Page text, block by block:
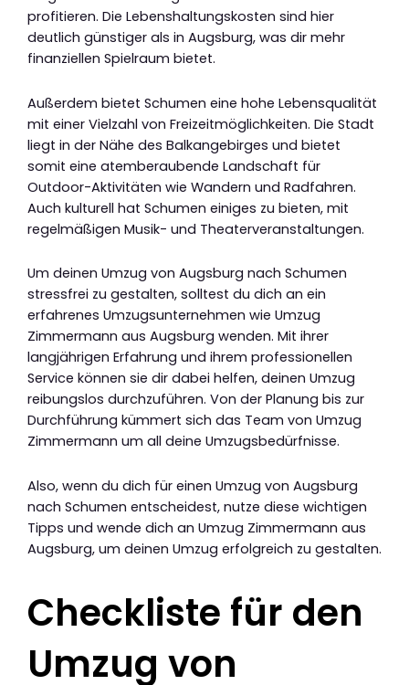
profitieren. Die Lebenshaltungskosten sind hier
deutlich günstiger als in Augsburg, was dir mehr
finanziellen Spielraum bietet.
Außerdem bietet Schumen eine hohe Lebensqualität
mit einer Vielzahl von Freizeitmöglichkeiten. Die Stadt
liegt in der Nähe des Balkangebirges und bietet
somit eine atemberaubende Landschaft für
Outdoor-Aktivitäten wie Wandern und Radfahren.
Auch kulturell hat Schumen einiges zu bieten, mit
regelmäßigen Musik- und Theaterveranstaltungen.
Um deinen Umzug von Augsburg nach Schumen
stressfrei zu gestalten, solltest du dich an ein
erfahrenes Umzugsunternehmen wie Umzug
Zimmermann aus Augsburg wenden. Mit ihrer
langjährigen Erfahrung und ihrem professionellen
Service können sie dir dabei helfen, deinen Umzug
reibungslos durchzuführen. Von der Planung bis zur
Durchführung kümmert sich das Team von Umzug
Zimmermann um all deine Umzugsbedürfnisse.
Also, wenn du dich für einen Umzug von Augsburg
nach Schumen entscheidest, nutze diese wichtigen
Tipps und wende dich an Umzug Zimmermann aus
Augsburg, um deinen Umzug erfolgreich zu gestalten.
Checkliste für den
Umzug von